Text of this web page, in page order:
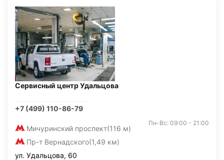
Сервисный центр Удальцова
+7 (499) 110-86-79
Мичуринский проспект(116 м)
Пр-т Вернадского(1,49 км)
Пн-Вс: 09:00 - 21:00
ул. Удальцова, 60